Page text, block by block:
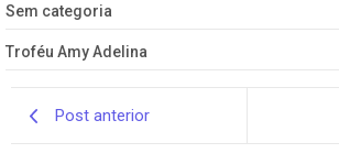
Sem categoria
Troféu Amy Adelina
Post anterior